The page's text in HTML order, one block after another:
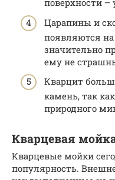
поверхности –
Царапины и
появляются
значительно
ему не
Кварцит
камень, так
природного
Кварцевая
Кварцевые мойки
популярность.